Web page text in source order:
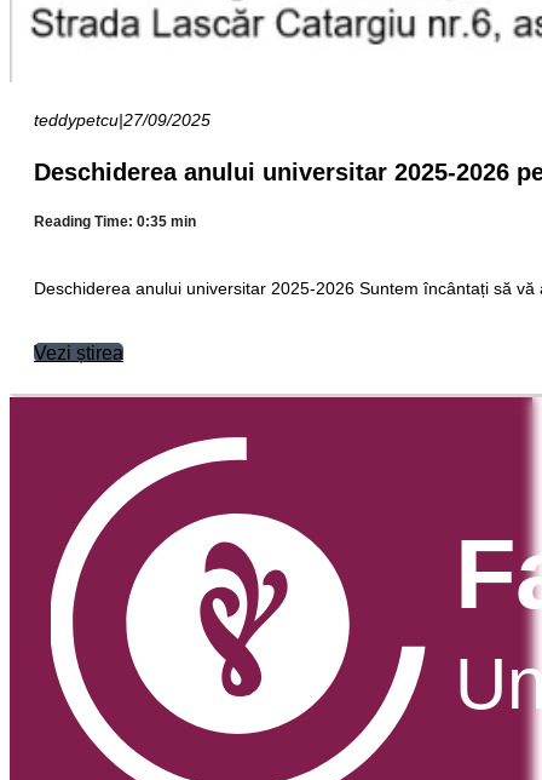
teddypetcu|27/09/2025
Deschiderea anului universitar 2025-2026
Reading Time: 0:35 min
Deschiderea anului universitar 2025-2026 Suntem încântați să
Vezi știrea